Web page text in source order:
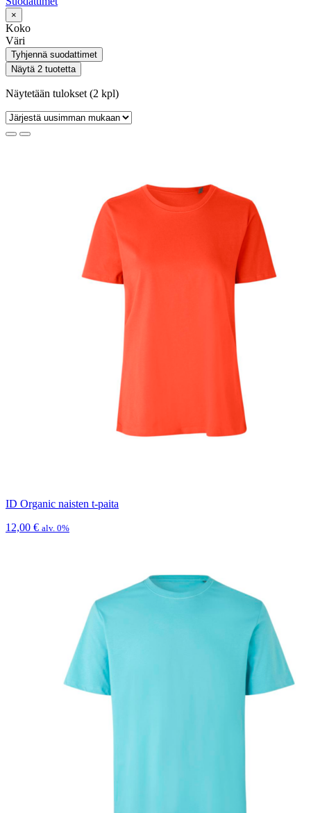
×
Koko
Väri
Tyhjennä suodattimet
Näytä 2 tuotetta
Näytetään tulokset (2 kpl)
ID Organic naisten t-paita
12,00 € alv. 0%